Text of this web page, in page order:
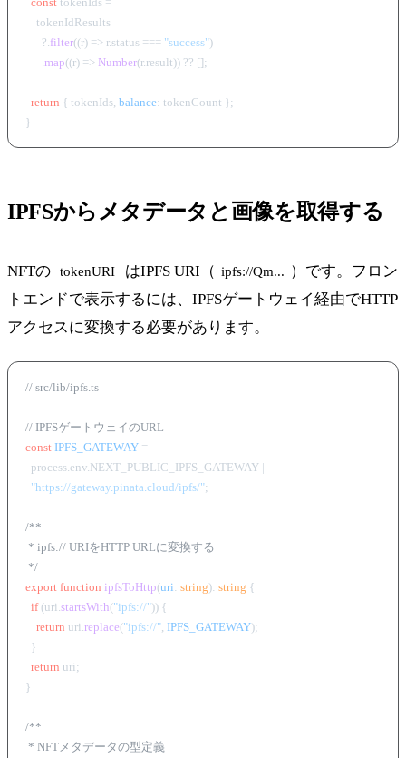
    tokenIdResults
      ?.
filter((r) => r. status === "success")
map((r) => Number(r. result)) ?? [];
return { tokenIds, balance: tokenCount };
IPFSからメタデータと画像を取得する
NFTの tokenURI はIPFS URI（ ipfs://Qm... ）です。フロン
トエンドで表示するには、IPFSゲートウェイ経由でHTTP
アクセスに変換する必要があります。
// src/lib/ipfs.ts
// IPFSゲートウェイのURL
const IPFS_GATEWAY =
  process.
env. NEXT_PUBLIC_IPFS_GATEWAY ||
"https://gateway.pinata.cloud/ipfs/";
/**
* ipfs:// URIをHTTP URLに変換する
*/
export function ipfsToHttp(uri: string): string {
if (uri. startsWith("ipfs://")) {
return uri. replace("ipfs://", IPFS_GATEWAY);
  }
return uri;
}
/**
* NFTメタデータの型定義